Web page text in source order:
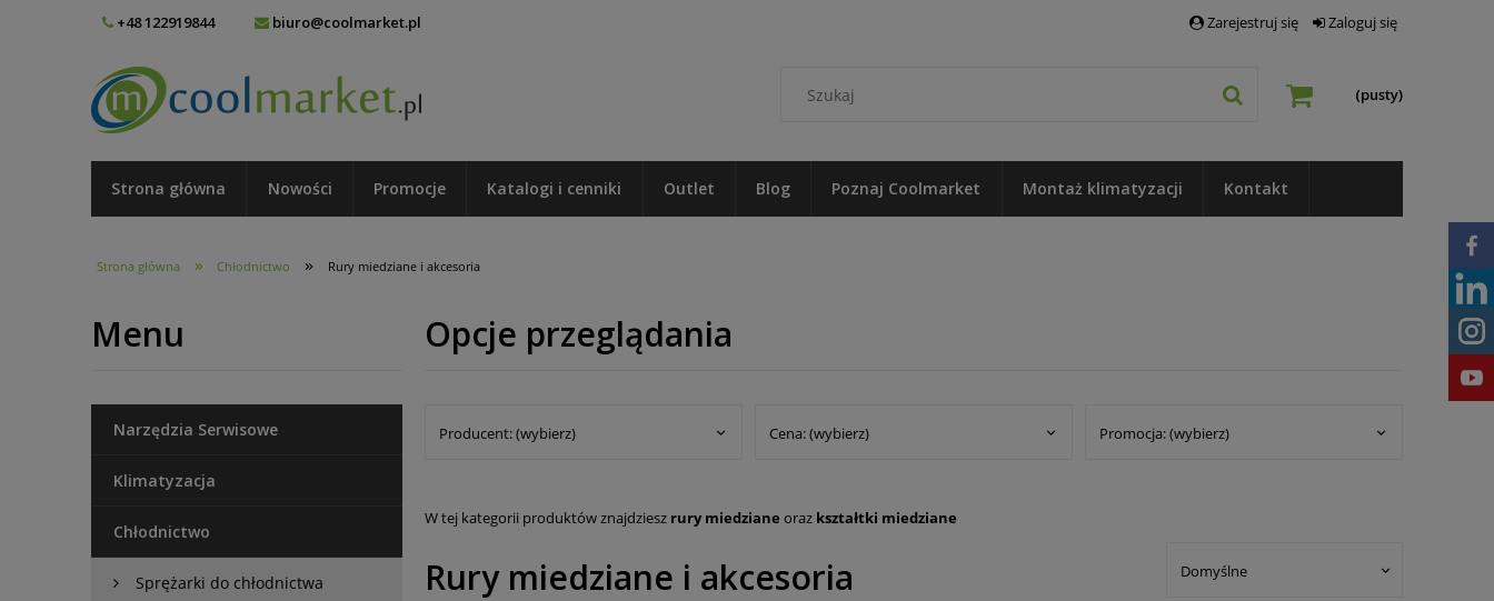
+48 122919844 biuro@coolmarket.pl Zarejestruj się Zaloguj się
(pusty)
Strona główna Nowości Promocje Katalogi i cenniki Outlet Blog Poznaj Coolmarket Montaż klimatyzacji Kontakt
Strona główna » Chłodnictwo » Rury miedziane i akcesoria
Menu
Narzędzia Serwisowe
Klimatyzacja
Chłodnictwo
Sprężarki do chłodnictwa
Opcje przeglądania
Producent: (wybierz) Cena: (wybierz) Promocja: (wybierz)
W tej kategorii produktów znajdziesz rury miedziane oraz kształtki miedziane
Rury miedziane i akcesoria